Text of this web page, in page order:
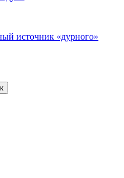
источник «дурного»